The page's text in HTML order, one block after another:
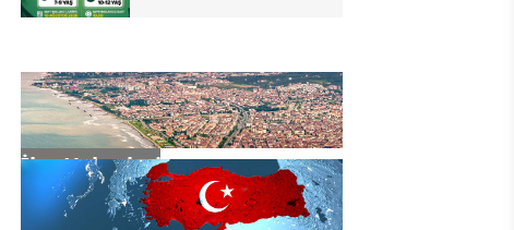
İlçe Haberleri